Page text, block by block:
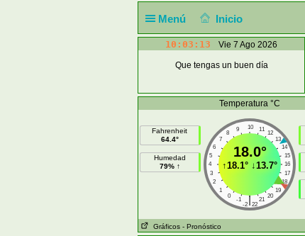
Menú Inicio
10:03:13 Vie 7 Ago 2026
Que tengas un buen día
Temperatura °C
Fahrenheit
64.4°
Humedad
79% ↑
10
9 11
8
12
7
13
6
14
5
15
4
16
3
17
2
18
1
19
0
20
-1 21
|
-2 22
18.0°
↑18.1° ↓13.7°
Gráficos - Pronóstico